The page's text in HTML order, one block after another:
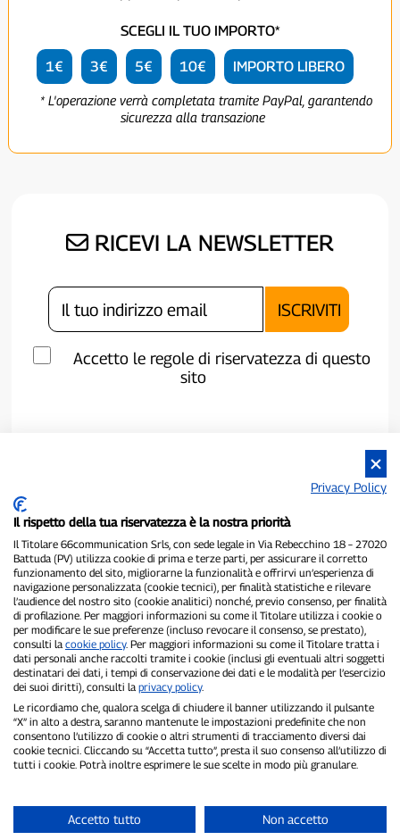
SCEGLI IL TUO IMPORTO*
1€ 3€ 5€ 10€ IMPORTO LIBERO
* L'operazione verrà completata tramite PayPal, garantendo
sicurezza alla transazione
RICEVI LA NEWSLETTER
Accetto le regole di riservatezza di questo
sito
P300.it è una Testata Giornalistica indipendente
Registrazione numero 1/2021 del 1/2/2021 - Tribunale di Pavia
Proprietario ed editore:66communication Srls- P.IVA
02798890188
Direttore Responsabile:Alessandro Secchi- Vicedirettore:Federico
Benedusi
Privacy Policy- Cookie Policy
"Se è successo davvero, lo trovi su P300.it"
Copyright © P300.it 2012-2026
Privacy Policy
Il rispetto della tua riservatezza è la nostra priorità
Il Titolare 66communication Srls, con sede legale in Via Rebecchino 18 – 27020
Battuda (PV) utilizza cookie di prima e terze parti, per assicurare il corretto
funzionamento del sito, migliorarne la funzionalità e offrirvi un’esperienza di
navigazione personalizzata (cookie tecnici), per finalità statistiche e rilevare
l’audience del nostro sito (cookie analitici) nonché, previo consenso, per finalità
di profilazione. Per maggiori informazioni su come il Titolare utilizza i cookie o
per modificare le sue preferenze (incluso revocare il consenso, se prestato),
consulti la cookie policy. Per maggiori informazioni su come il Titolare tratta i
dati personali anche raccolti tramite i cookie (inclusi gli eventuali altri soggetti
destinatari dei dati, i tempi di conservazione dei dati e le modalità per l’esercizio
dei suoi diritti), consulti la privacy policy.
Le ricordiamo che, qualora scelga di chiudere il banner utilizzando il pulsante
“X” in alto a destra, saranno mantenute le impostazioni predefinite che non
consentono l’utilizzo di cookie o altri strumenti di tracciamento diversi dai
cookie tecnici. Cliccando su “Accetta tutto”, presta il suo consenso all’utilizzo di
tutti i cookie. Potrà inoltre esprimere le sue scelte in modo più granulare.
Accetto tutto Non accetto